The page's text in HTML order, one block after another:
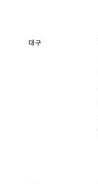
대구